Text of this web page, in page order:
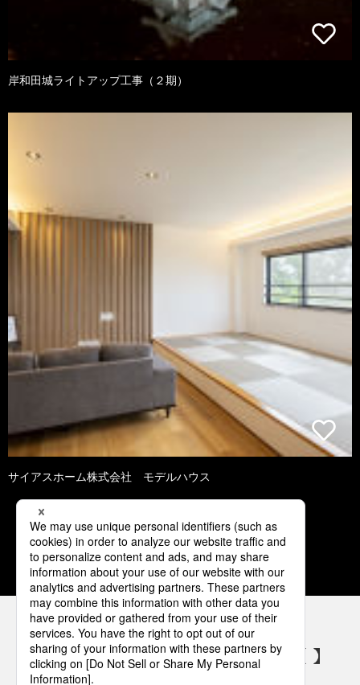
岸和田城ライトアップ工事（２期）
サイアスホーム株式会社 モデルハウス
1 2 3 4 5
パナソニックの電気設備 SNSアカウント